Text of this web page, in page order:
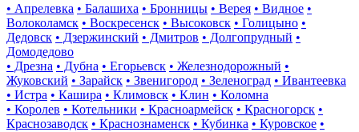
• Апрелевка • Балашиха • Бронницы • Верея • Видное •
Волоколамск • Воскресенск • Высоковск • Голицыно •
Дедовск • Дзержинский • Дмитров • Долгопрудный •
Домодедово
• Дрезна • Дубна • Егорьевск • Железнодорожный •
Жуковский • Зарайск • Звенигород • Зеленоград • Ивантеевка
• Истра • Кашира • Климовск • Клин • Коломна
• Королев • Котельники • Красноармейск • Красногорск •
Краснозаводск • Краснознаменск • Кубинка • Куровское •